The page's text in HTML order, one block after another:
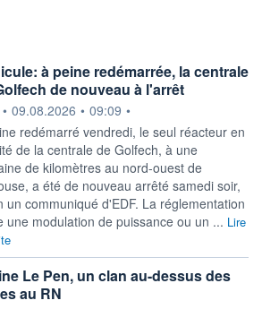
à peine redémarrée, la centrale
de nouveau à l'arrêt
fournie par
• 09.08.2026 • 09:09 •
redémarré vendredi, le seul réacteur en
de la centrale de Golfech, à une
de kilomètres au nord-ouest de
a été de nouveau arrêté samedi soir,
un communiqué d'EDF. La réglementation
une modulation de puissance ou un ... Lire
Le Pen, un clan au-dessus des
au RN